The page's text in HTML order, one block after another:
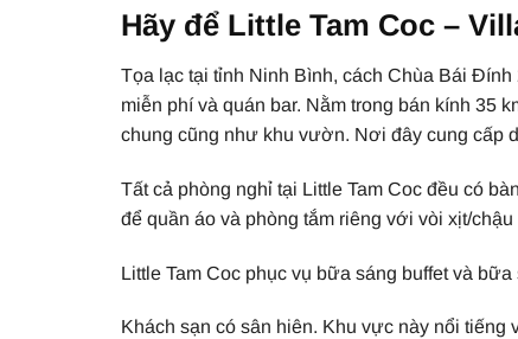
Hãy để Little Tam Coc –
Tọa lạc tại tỉnh Ninh Bình, cách Chùa Bái Đính
miễn phí và quán bar. Nằm trong bán kính 35
chung cũng như khu vườn. Nơi đây cung cấp
Tất cả phòng nghỉ tại Little Tam Coc đều có
để quần áo và phòng tắm riêng với vòi xịt/
Little Tam Coc phục vụ bữa sáng buffet và
Khách sạn có sân hiên. Khu vực này nổi tiếng